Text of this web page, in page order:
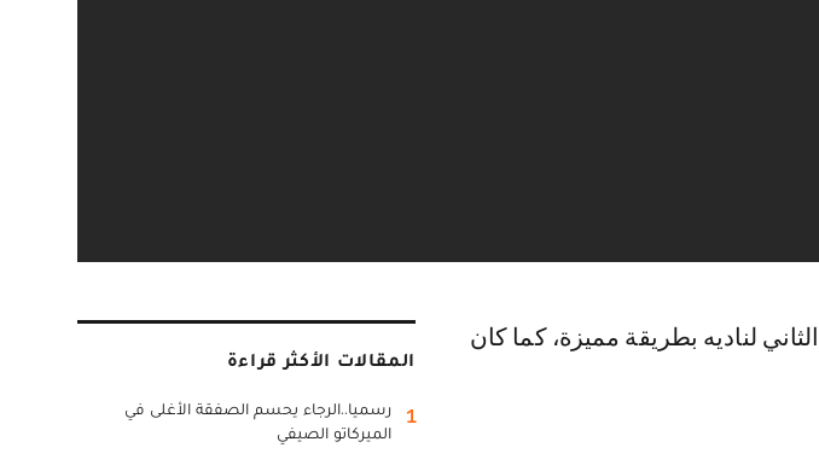
المقالات الأكثر قراءة
1
رسميا..الرجاء يحسم الصفقة الأغلى في
الميركاتو الصيفي